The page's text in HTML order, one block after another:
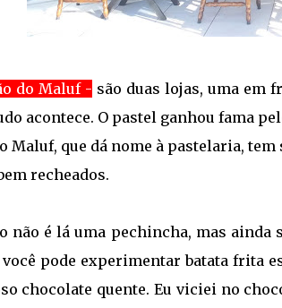
do Maluf - são duas lojas, uma em
acontece. O pastel ganhou fama
Maluf, que dá nome à pastelaria, tem
recheados.
não é lá uma pechincha, mas
você pode experimentar batata frita
chocolate quente. Eu viciei no